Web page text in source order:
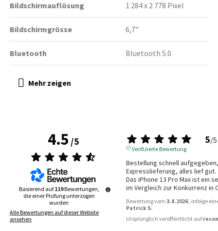
Bildschirmauflösung 1 284 x 2 778 Pixel
Bildschirmgrösse 6,7"
Bluetooth Bluetooth 5.0
4.5/5
Basierend auf119Bewertungen,
die einer Prüfung unterzogen
wurden
Alle Bewertungen auf dieser Website
ansehen
5/5
Verifizierte Bewertung
Bestellung schnell
Expresslieferung, alles lief gut.
Das iPhone 13 Pro Max ist ein
im Vergleich zur Konkurrenz in
Bewertung vom 3.8.2026 , infolge
Patrick S.
Ursprünglich veröffentlicht auf